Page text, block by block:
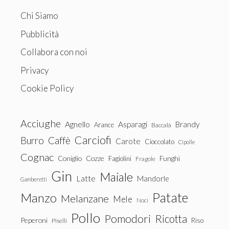
Chi Siamo
Pubblicità
Collabora con noi
Privacy
Cookie Policy
Acciughe Agnello Arance Asparagi Baccalà Brandy
Burro Caffè Carciofi Carote Cioccolato Cipolle
Cognac Coniglio Cozze Fagiolini Fragole Funghi
Gamberetti Gin Latte Maiale Mandorle
Manzo Melanzane Mele Noci Patate
Peperoni Piselli Pollo Pomodori Ricotta Riso